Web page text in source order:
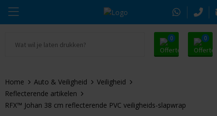
0 0
Drinkwaren
Kleding & Textiel
Alle promosnoepje
Zomer
Pasen
Thule
Moleskine
Home Auto & Veiligheid
Veiligheid
Reflecterende artikelen
RFX™ Johan 38 cm reflecterende PVC veiligheids-slapwrap